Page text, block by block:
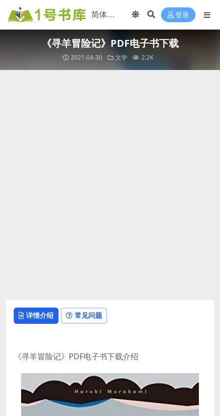
登录
《寻羊冒险记》PDF电子书下载
2021-04-30 文学 2.2K
详情介绍 常见问题
《寻羊冒险记》PDF电子书下载介绍